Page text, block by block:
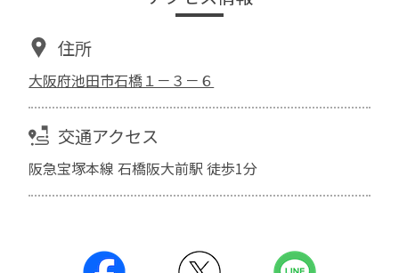
住所
大阪府池田市石橋１－３－６
交通アクセス
阪急宝塚本線 石橋阪大前駅 徒歩1分